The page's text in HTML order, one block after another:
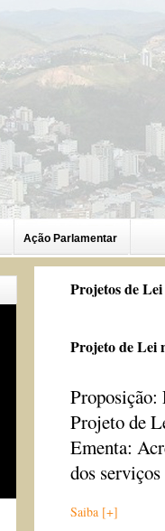
Ação Parlamentar
Projetos de Lei
Projeto de Lei
Projeto de
Ementa:
dos
Saiba [+]